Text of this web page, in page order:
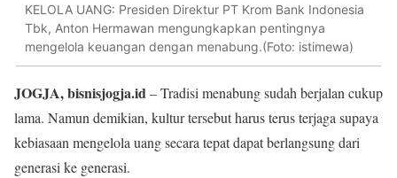
KELOLA UANG: Presiden Direktur PT Krom Bank Indonesia
Tbk, Anton Hermawan mengungkapkan pentingnya
mengelola keuangan dengan menabung.(Foto: istimewa)
JOGJA, bisnisjogja.id– Tradisi menabung sudah berjalan cukup
lama. Namun demikian, kultur tersebut harus terus terjaga supaya
kebiasaan mengelola uang secara tepat dapat berlangsung dari
generasi ke generasi.